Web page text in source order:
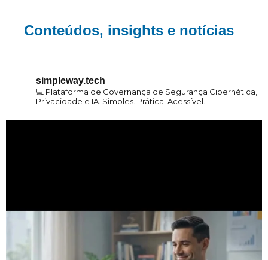
Conteúdos, insights e notícias
simpleway.tech
💻 Plataforma de Governança de Segurança Cibernética,
Privacidade e IA. Simples. Prática. Acessível.